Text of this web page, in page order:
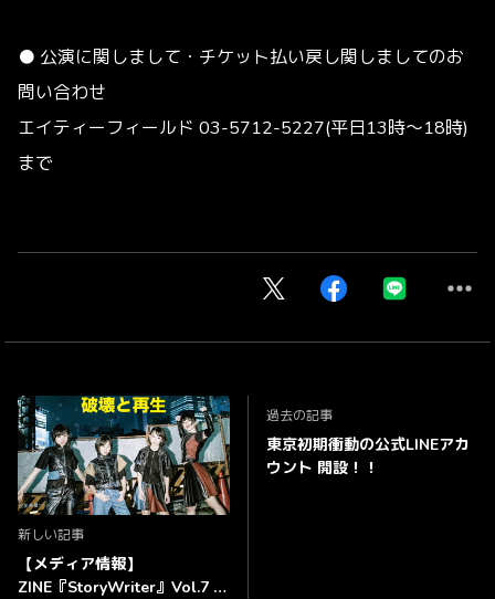
● 公演に関しまして・チケット払い戻し関しましてのお
問い合わせ
エイティーフィールド 03-5712-5227(平日13時～18時)
まで
新しい記事
【メディア情報】
ZINE『StoryWriter』Vol.7 メ
過去の記事
東京初期衝動の公式LINEアカ
ウント 開設！！